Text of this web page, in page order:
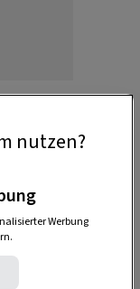
man am
mehr
Die
nutzen?
Werbung